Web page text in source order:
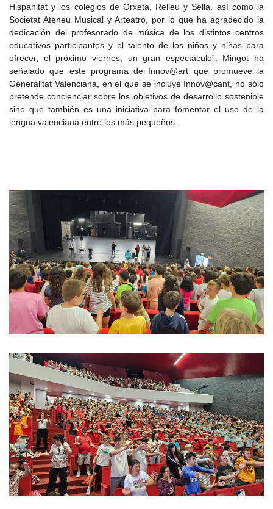
Hispanitat y los colegios de Orxeta, Relleu y Sella, así como la
Societat Ateneu Musical y Arteatro, por lo que ha agradecido la
dedicación del profesorado de música de los distintos centros
educativos participantes y el talento de los niños y niñas para
ofrecer, el próximo viernes, un gran espectáculo”. Mingot ha
señalado que este programa de Innov@art que promueve la
Generalitat Valenciana, en el que se incluye Innov@cant, no sólo
pretende concienciar sobre los objetivos de desarrollo sostenible
sino que también es una iniciativa para fomentar el uso de la
lengua valenciana entre los más pequeños.